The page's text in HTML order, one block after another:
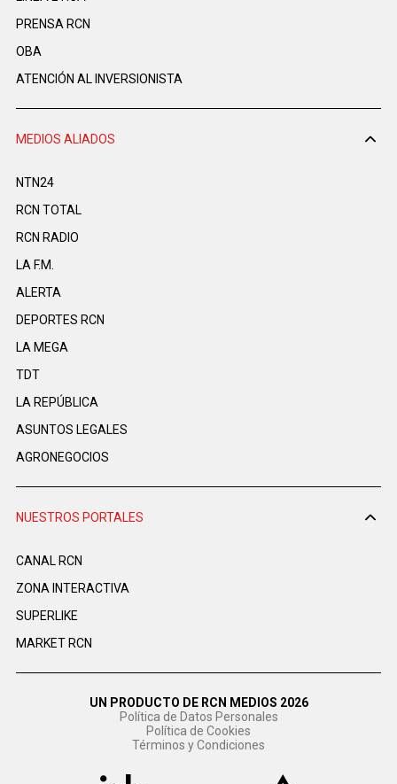
PRENSA RCN
OBA
ATENCIÓN AL INVERSIONISTA
MEDIOS ALIADOS
NTN24
RCN TOTAL
RCN RADIO
LA F.M.
ALERTA
DEPORTES RCN
LA MEGA
TDT
LA REPÚBLICA
ASUNTOS LEGALES
AGRONEGOCIOS
NUESTROS PORTALES
CANAL RCN
ZONA INTERACTIVA
SUPERLIKE
MARKET RCN
UN PRODUCTO DE RCN MEDIOS 2026
Política de Datos Personales
Política de Cookies
Términos y Condiciones